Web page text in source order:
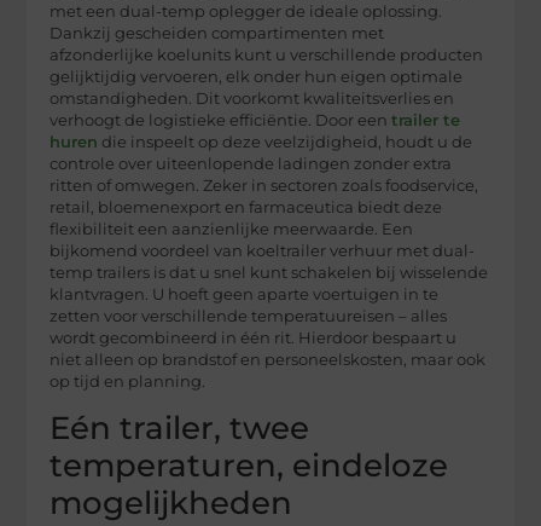
met een dual-temp oplegger de ideale oplossing.
Dankzij gescheiden compartimenten met
afzonderlijke koelunits kunt u verschillende producten
gelijktijdig vervoeren, elk onder hun eigen optimale
omstandigheden. Dit voorkomt kwaliteitsverlies en
verhoogt de logistieke efficiëntie. Door eentrailer te
huren die inspeelt op deze veelzijdigheid, houdt u de
controle over uiteenlopende ladingen zonder extra
ritten of omwegen. Zeker in sectoren zoals foodservice,
retail, bloemenexport en farmaceutica biedt deze
flexibiliteit een aanzienlijke meerwaarde. Een
bijkomend voordeel van koeltrailer verhuur met dual-
temp trailers is dat u snel kunt schakelen bij wisselende
klantvragen. U hoeft geen aparte voertuigen in te
zetten voor verschillende temperatuureisen – alles
wordt gecombineerd in één rit. Hierdoor bespaart u
niet alleen op brandstof en personeelskosten, maar ook
op tijd en planning.
Eén trailer, twee
temperaturen, eindeloze
mogelijkheden